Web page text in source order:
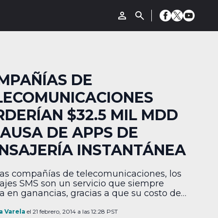
DE
$32.5 MIL MDD
DE APPS DE
INSTANTÁNEA
compañías de telecomunicaciones, los
SMS son un servicio que siempre
en ganancias, gracias a que su costo de
han llegado a los $100,000 MDD en
Varela el 21 febrero, 2014 a las 12:28 PST